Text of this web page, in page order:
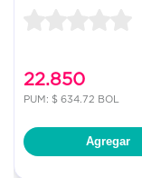
22.850
PUM: $ 634.72 BOL
Agregar